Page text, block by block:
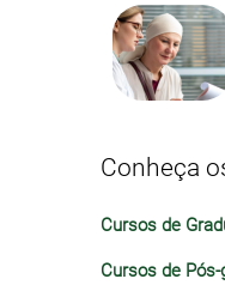
Conheça
Cursos de
Cursos de